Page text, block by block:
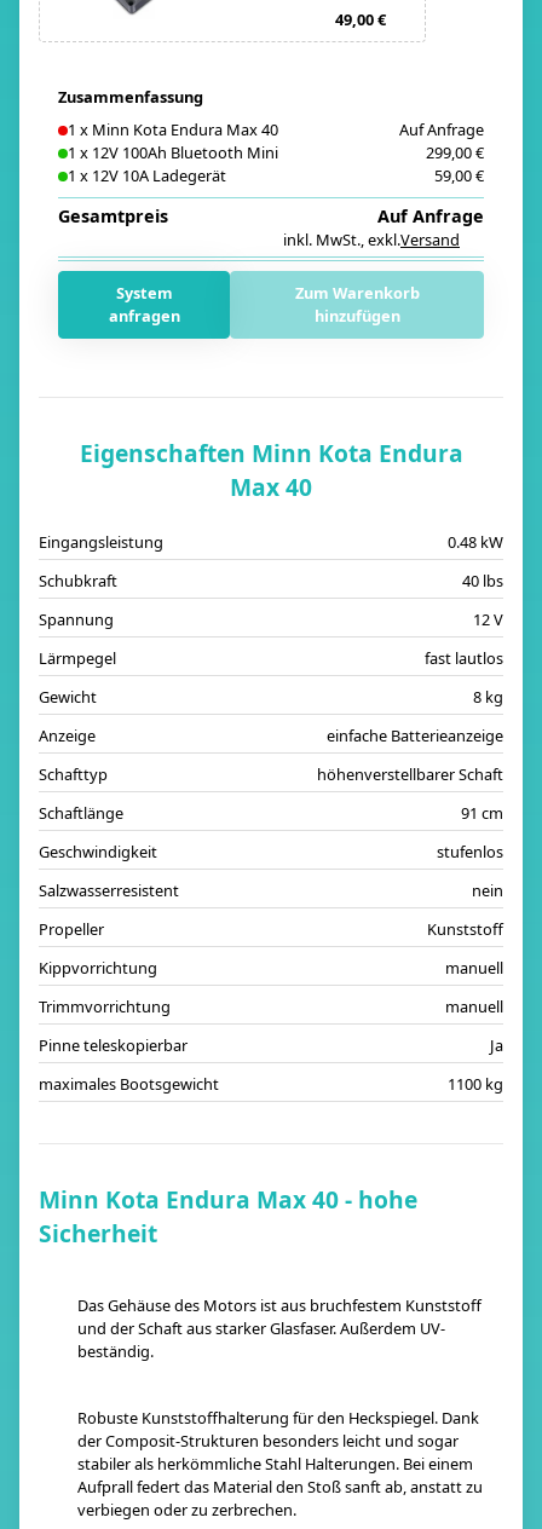
49,00 €
Zusammenfassung
1 x Minn Kota Endura Max 40
Auf Anfrage
1 x 12V 100Ah Bluetooth Mini
299,00 €
1 x 12V 10A Ladegerät 59,00 €
Gesamtpreis
inkl. MwSt.,exkl.Versand
Auf Anfrage
System
anfragen
Zum Warenkorb
hinzufügen
Eigenschaften Minn Kota Endura
Max 40
Eingangsleistung
0.48 kW
Schubkraft
40 lbs
Spannung
12 V
Lärmpegel
fast lautlos
Gewicht
8 kg
Anzeige
einfache Batterieanzeige
Schafttyp
höhenverstellbarer Schaft
Schaftlänge
91 cm
Geschwindigkeit
stufenlos
Salzwasserresistent
nein
Propeller
Kunststoff
Kippvorrichtung
manuell
Trimmvorrichtung
manuell
Pinne teleskopierbar
Ja
maximales Bootsgewicht
1100 kg
Minn Kota Endura Max 40 - hohe
Sicherheit
Das Gehäuse des Motors ist aus bruchfestem Kunststoff
und der Schaft aus starker Glasfaser. Außerdem UV-
beständig.
Robuste Kunststoffhalterung für den Heckspiegel. Dank
der Composit-Strukturen besonders leicht und sogar
stabiler als herkömmliche Stahl Halterungen. Bei einem
Aufprall federt das Material den Stoß sanft ab, anstatt zu
verbiegen oder zu zerbrechen.